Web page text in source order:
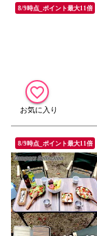
8/9時点_ポイント最大11倍
8/9時点_ポイント最大11倍